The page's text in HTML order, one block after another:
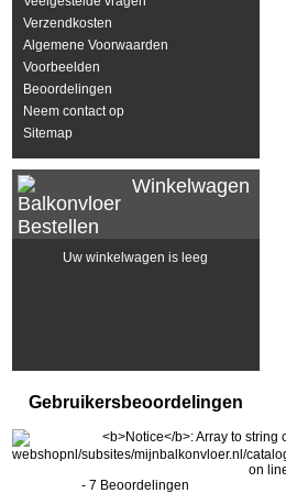
Verzendkosten
Algemene Voorwaarden
Voorbeelden
Beoordelingen
Neem contact op
Sitemap
Winkelwagen
Uw winkelwagen is leeg
Gebruikersbeoordelingen
- 7 Beoordelingen